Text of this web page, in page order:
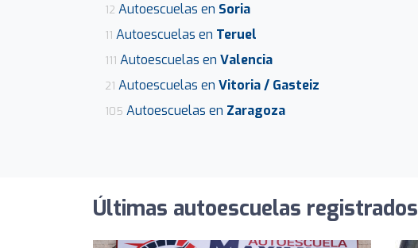
12 Autoescuelas en Soria
11 Autoescuelas en Teruel
111 Autoescuelas en Valencia
21 Autoescuelas en Vitoria / Gasteiz
105 Autoescuelas en Zaragoza
Últimas autoescuelas registrados